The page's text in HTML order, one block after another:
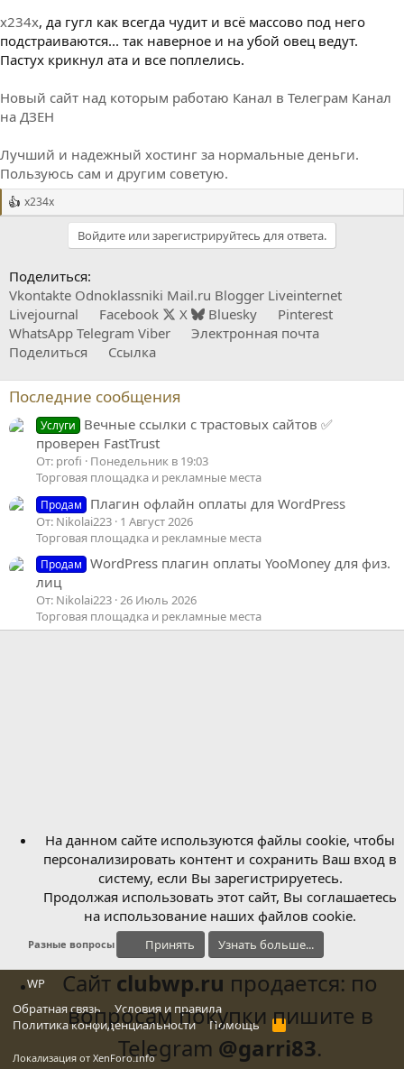
x234x, да гугл как всегда чудит и всё массово под него
подстраиваются... так наверное и на убой овец ведут.
Пастух крикнул ата и все поплелись.
Новый сайт над которым работаю Канал в Телеграм Канал
на ДЗЕН
Лучший и надежный хостинг за нормальные деньги.
Пользуюсь сам и другим советую.
Р
и
и
x234x
Войдите или зарегистрируйтесь для ответа.
Поделиться:
Vkontakte Odnoklassniki Mail.ru Blogger Liveinternet
Livejournal
Facebook X Bluesky
Pinterest
WhatsApp Telegram Viber
Электронная почта
Поделиться
Ссылка
Последние сообщения
Услуги
Вечные ссылки с трастовых сайтов ✅
проверен FastTrust
От: profi
Понедельник в 19:03
Торговая площадка и рекламные места
Продам Плагин офлайн оплаты для WordPress
От: Nikolai223 1 Август 2026
Торговая площадка и рекламные места
Продам
WordPress плагин оплаты YooMoney для физ.
лиц
От: Nikolai223 26 Июль 2026
Торговая площадка и рекламные места
Разные вопросы
WP
Обратная связь
Условия и правила
Политика конфиденциальности
Помощь
R
S
Локализация от XenForo.Info
На данном сайте используются файлы cookie, чтобы
персонализировать контент и сохранить Ваш вход в
систему, если Вы зарегистрируетесь.
Продолжая использовать этот сайт, Вы соглашаетесь
на использование наших файлов cookie.
Принять Узнать больше...
Сайт clubwp.ru продается: по
вопросам покупки пишите в
Telegram @garri83.